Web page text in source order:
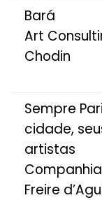
Bará
Art
Chodin
Sempre
cidade,
artistas
Freire